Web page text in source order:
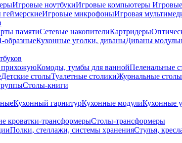
Игровые ноутбукиИгровые компьютеры
Игровые микрофоныИгровая
памятиСетевые накопителиКартридеры
Кухонные уголки, диваныДиваны
Комоды, тумбы для ваннойПеленальные
Детские столыТуалетные столикиЖурнальные столы
Столы-книги
Кухонный гарнитурКухонные модулиКухонные
кроватки-трансформерыСтолы-трансформеры
Полки, стеллажи, системы храненияСтулья,